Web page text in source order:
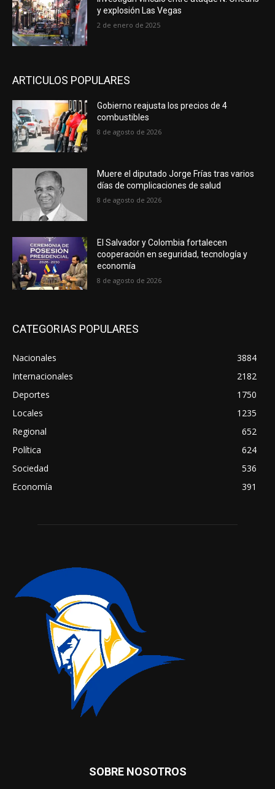
y explosión Las Vegas
2 de enero de 2025
ARTICULOS POPULARES
Gobierno reajusta los precios de 4
combustibles
8 de agosto de 2026
Muere el diputado Jorge Frías tras varios
días de complicaciones de salud
8 de agosto de 2026
El Salvador y Colombia fortalecen
cooperación en seguridad, tecnología y
economía
8 de agosto de 2026
CATEGORIAS POPULARES
Nacionales
3884
Internacionales
2182
Deportes
1750
Locales
1235
Regional
652
Política
624
Sociedad
536
Economía
391
SOBRE NOSOTROS